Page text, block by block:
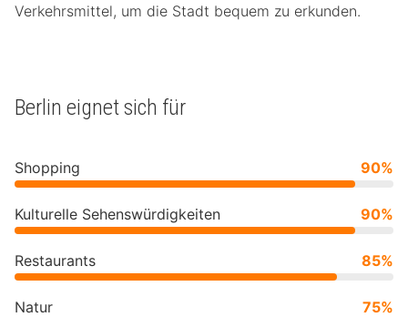
Verkehrsmittel, um die Stadt bequem zu erkunden.
Berlin eignet sich für
Shopping 90%
Kulturelle Sehenswürdigkeiten 90%
Restaurants 85%
Natur 75%